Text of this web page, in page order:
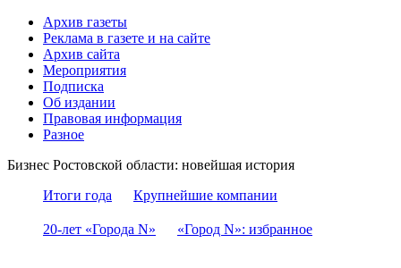
Архив газеты
Реклама в газете и на сайте
Архив сайта
Мероприятия
Подписка
Об издании
Правовая информация
Разное
Бизнес Ростовской области: новейшая история
Итоги года
Крупнейшие компании
20-лет «Города N» «Город N»: избранное